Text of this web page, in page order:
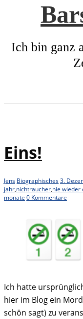
Ich bin ganz
Eins!
Jens Biographisches3.
jahr,nichtraucher,nie wieder
monate 0 Kommentare
Ich hatte
hier im Blog ein
schön sagt) zu